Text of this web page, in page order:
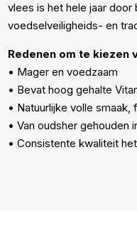
vlees is het hele jaar
voedselveiligheids- en
Redenen om te kiezen
• Mager en voedzaam
• Bevat hoog gehalte
• Natuurlijke volle smaak,
• Van oudsher gehouden
• Consistente kwaliteit